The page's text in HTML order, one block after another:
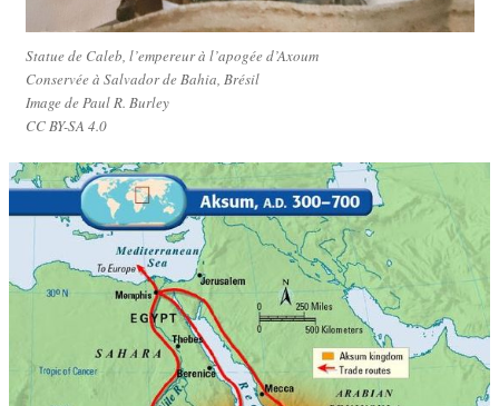
Statue de Caleb, l’empereur à l’apogée d’Axoum
Conservée à Salvador de Bahia, Brésil
Image de Paul R. Burley
CC BY-SA 4.0